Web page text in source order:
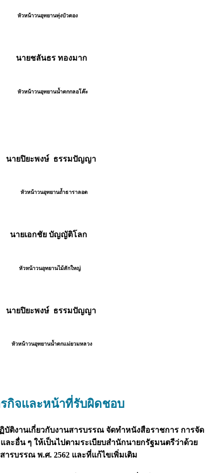
าวนอุทยานทุ่งบัวตอง
ชลันธร ทองมาก
าวนอุทยานน้ำตกกลอโค๊ะ
ปิยะพงษ์ ธรรมปัญญา
าวนอุทยานถ้ำธาราลอด
เอกชัย บัญญัติโลก
าวนอุทยานไม้สักใหญ่
ปิยะพงษ์ ธรรมปัญญา
าวนอุทยานน้ำตกแม่ยวมหลวง
กิจและหน้าที่รับผิดชอบ
บัติงานเกี่ยวกับงานสารบรรณ จัดทำหนังสือราชการ การจัด
และอื่น ๆ ให้เป็นไปตามระเบียบสำนักนายกรัฐมนตรีว่าด้วย
ารบรรณ พ.ศ. 2562 และที่แก้ไขเพิ่มเติม